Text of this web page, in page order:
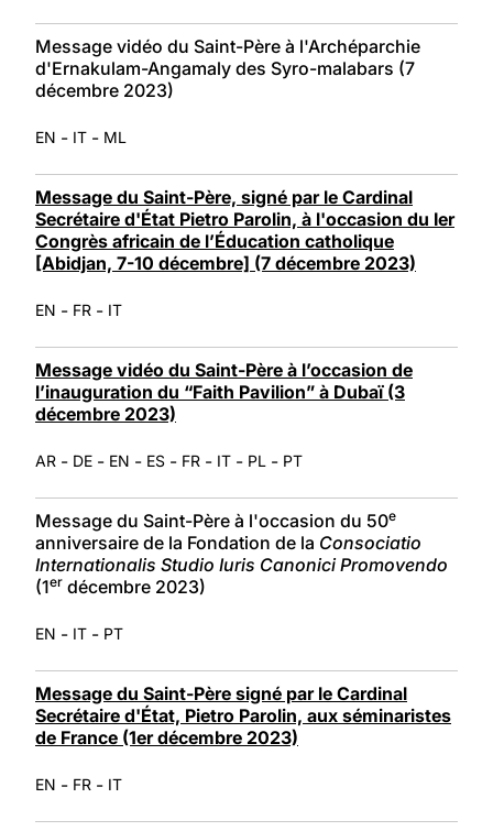
Message vidéo du Saint-Père à l'Archéparchie
d'Ernakulam-Angamaly des Syro-malabars (7
décembre 2023)
EN - IT - ML
Message du Saint-Père, signé par le Cardinal
Secrétaire d'État Pietro Parolin, à l'occasion du Ier
Congrès africain de l’Éducation catholique
[Abidjan, 7-10 décembre] (7 décembre 2023)
EN - FR - IT
Message vidéo du Saint-Père à l’occasion de
l’inauguration du “Faith Pavilion” à Dubaï (3
décembre 2023)
AR - DE - EN - ES - FR - IT - PL - PT
Message du Saint-Père à l'occasion du 50e
anniversaire de la Fondation de la Consociatio
Internationalis Studio Iuris Canonici Promovendo
(1er décembre 2023)
EN - IT - PT
Message du Saint-Père signé par le Cardinal
Secrétaire d'État, Pietro Parolin, aux séminaristes
de France (1er décembre 2023)
EN - FR - IT